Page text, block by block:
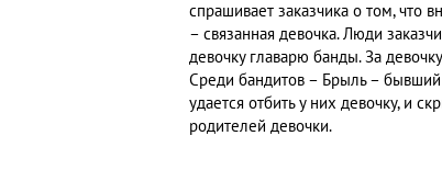
спрашивает заказчика о том, что
– связанная девочка. Люди
девочку главарю банды. За
Среди бандитов – Брыль – бывший
удается отбить у них девочку, и
родителей девочки.